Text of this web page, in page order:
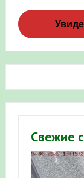
Свежие